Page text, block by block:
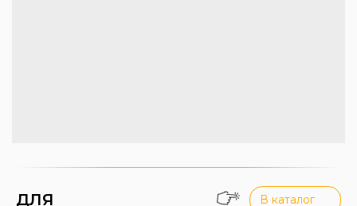
ДЛЯ
В каталог